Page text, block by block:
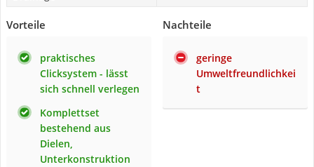
Vorteile
praktisches
Clicksystem - lässt
sich schnell verlegen
Komplettset
bestehend aus
Dielen,
Unterkonstruktion
Nachteile
geringe
Umweltfreundlichkei
t